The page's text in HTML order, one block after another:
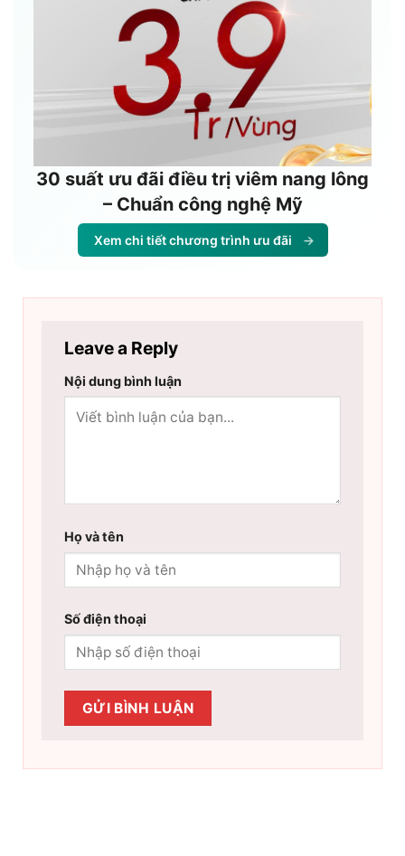
30 suất ưu đãi điều trị viêm nang lông
– Chuẩn công nghệ Mỹ
Xem chi tiết chương trình ưu đãi →
Leave a Reply
Nội dung bình luận
Họ và tên
Số điện thoại